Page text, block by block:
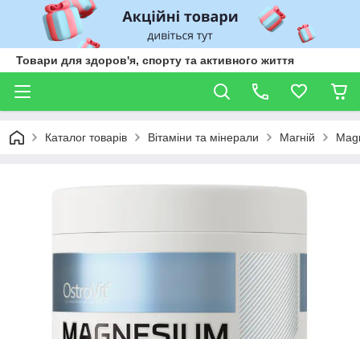
Товари для здоров'я, спорту та активного життя
Каталог товарів Вітаміни та мінерали Магній